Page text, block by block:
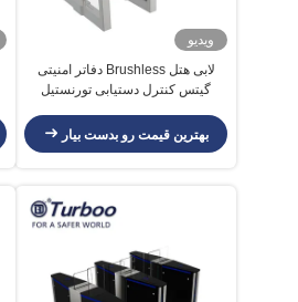
ویدیو
لابی هتل Brushless دفاتر امنیتی
گیتس کنترل دستیابی تورنستیل
بهترین قیمت رو بدست بیار